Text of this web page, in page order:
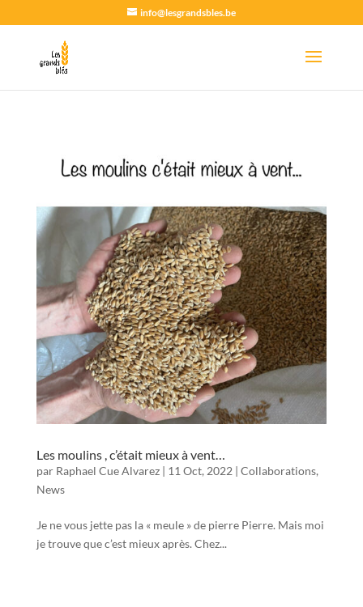
info@lesgrandsbles.be
Les moulins , c’était mieux à vent…
par Raphael Cue Alvarez| 11 Oct, 2022 | Collaborations,
News
Je ne vous jette pas la « meule » de pierre Pierre. Mais moi
je trouve que c’est mieux après. Chez...